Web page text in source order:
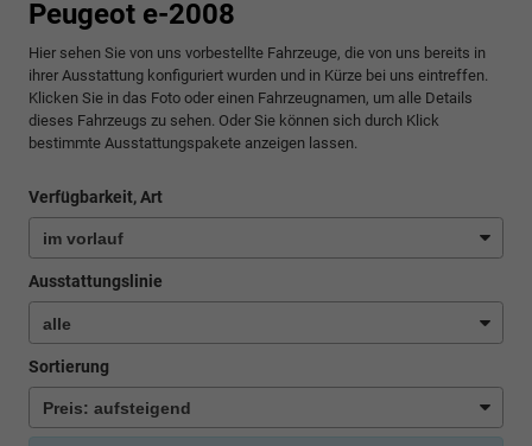
Peugeot e-2008
Hier sehen Sie von uns vorbestellte Fahrzeuge, die von uns bereits in
ihrer Ausstattung konfiguriert wurden und in Kürze bei uns eintreffen.
Klicken Sie in das Foto oder einen Fahrzeugnamen, um alle Details
dieses Fahrzeugs zu sehen. Oder Sie können sich durch Klick
bestimmte Ausstattungspakete anzeigen lassen.
Verfügbarkeit, Art
Ausstattungslinie
Sortierung